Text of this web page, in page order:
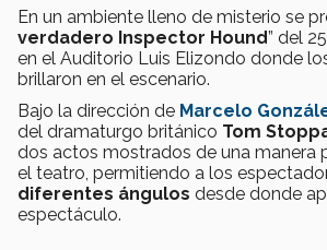
En un ambiente lleno de misterio se
verdadero Inspector Hound” del
en el Auditorio Luis Elizondo donde
brillaron en el escenario.
Bajo la dirección de Marcelo
del dramaturgo británico Tom
dos actos mostrados de una manera
el teatro, permitiendo a los
diferentes ángulos desde donde
espectáculo.